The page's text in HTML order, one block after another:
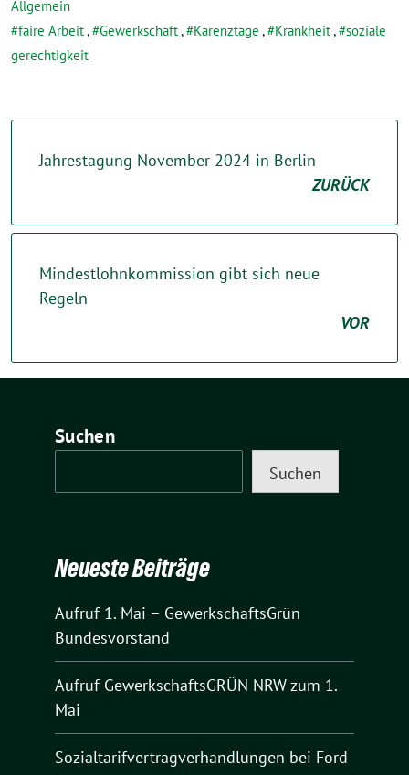
Allgemein
faire Arbeit, Gewerkschaft, Karenztage , Krankheit, soziale
gerechtigkeit
Jahrestagung November 2024 in Berlin
ZURÜCK
Mindestlohnkommission gibt sich neue
Regeln
VOR
Suchen
Suchen
Neueste Beiträge
Aufruf 1. Mai – GewerkschaftsGrün
Bundesvorstand
Aufruf GewerkschaftsGRÜN NRW zum 1.
Mai
Sozialtarifvertragverhandlungen bei Ford